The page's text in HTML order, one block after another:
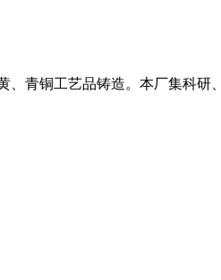
青铜工艺品铸造。本厂集科研